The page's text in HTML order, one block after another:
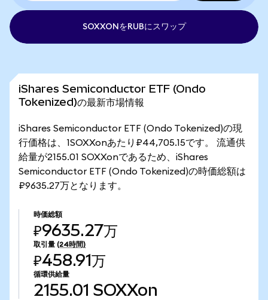
SOXXONをRUBにスワップ
iShares Semiconductor ETF (Ondo
Tokenized)の最新市場情報
iShares Semiconductor ETF (Ondo Tokenized)の現
行価格は、1SOXXonあたり₽44,705.15です。 流通供
給量が2155.01 SOXXonであるため、iShares
Semiconductor ETF (Ondo Tokenized)の時価総額は
₽9635.27万となります。
時価総額
₽9635.27万
取引量 (24時間)
₽458.91万
循環供給量
2155.01 SOXXon